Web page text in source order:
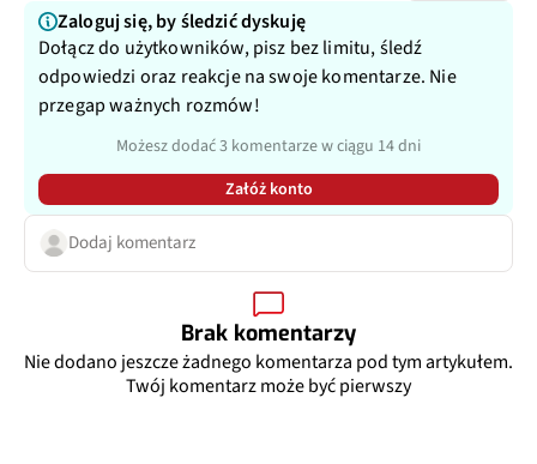
Zaloguj się, by śledzić dyskuję
Dołącz do użytkowników, pisz bez limitu, śledź
odpowiedzi oraz reakcje na swoje komentarze. Nie
przegap ważnych rozmów!
Możesz dodać 3 komentarze w ciągu 14 dni
Załóż konto
Dodaj komentarz
Brak komentarzy
Nie dodano jeszcze żadnego komentarza pod tym artykułem.
Twój komentarz może być pierwszy